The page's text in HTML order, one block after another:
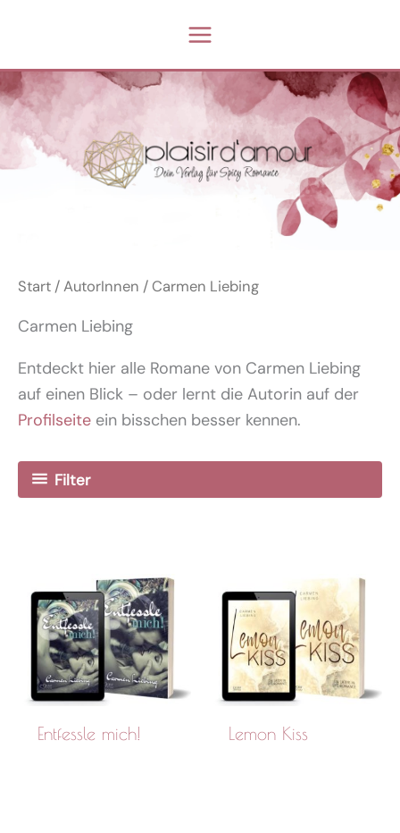
springen
Start /AutorInnen / Carmen Liebing
Carmen Liebing
Entdeckt hier alle Romane von Carmen Liebing
auf einen Blick – oder lernt die Autorin auf der
Profilseite ein bisschen besser kennen.
Filter
Entfessle mich! Lemon Kiss